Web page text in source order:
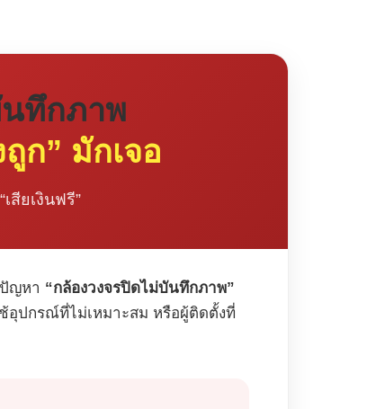
นทึกภาพ
ก” มักเจอ
สียเงินฟรี”
ญหา “กล้องวงจรปิดไม่บันทึกภาพ”
อุปกรณ์ที่ไม่เหมาะสม หรือผู้ติดตั้งที่